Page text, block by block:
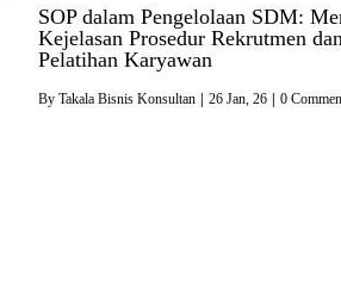
SOP dalam Pengelolaan SDM:
Kejelasan Prosedur Rekrutmen dan
Pelatihan Karyawan
By Takala Bisnis Konsultan | 26 Jan, 26 | 0